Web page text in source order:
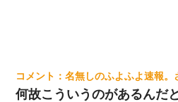
名無しのふよふよ速報。
何故こういうのがあるんだ